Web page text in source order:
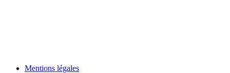
Mentions légales